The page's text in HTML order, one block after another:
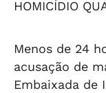
HOMICÍDIO
Menos de 24
acusação de
Embaixada de